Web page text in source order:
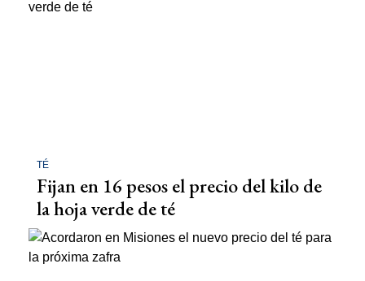
TÉ
Fijan en 16 pesos el precio del kilo de
la hoja verde de té